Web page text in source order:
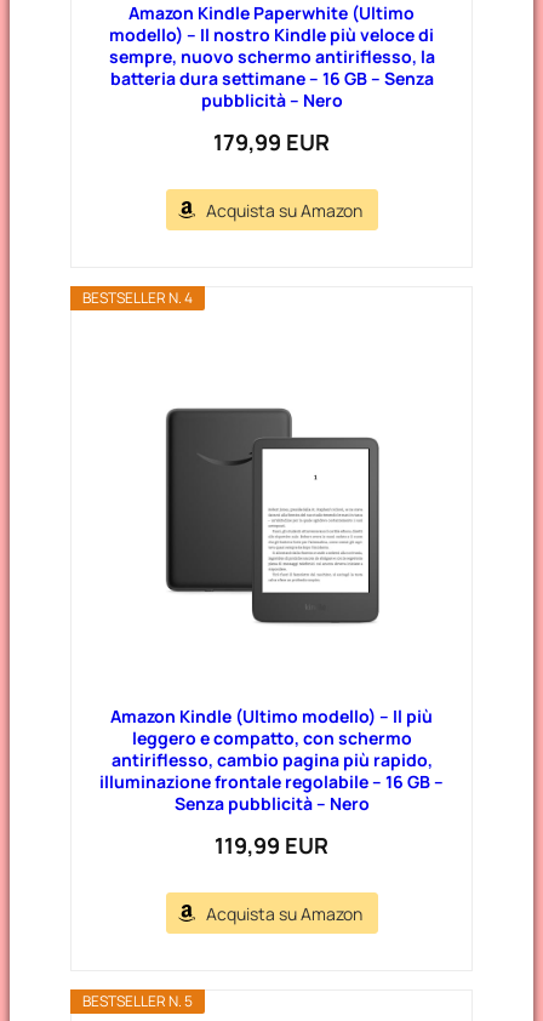
Amazon Kindle Paperwhite (Ultimo
modello) – Il nostro Kindle più veloce di
sempre, nuovo schermo antiriflesso, la
batteria dura settimane – 16 GB – Senza
pubblicità – Nero
179,99 EUR
Acquista su Amazon
BESTSELLER N. 4
Amazon Kindle (Ultimo modello) – Il più
leggero e compatto, con schermo
antiriflesso, cambio pagina più rapido,
illuminazione frontale regolabile – 16 GB –
Senza pubblicità – Nero
119,99 EUR
Acquista su Amazon
BESTSELLER N. 5